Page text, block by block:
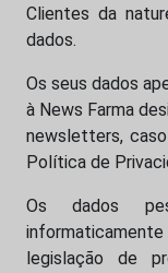
Clientes da
dados.
Os seus dados
à News Farma
newsletters,
Política de
Os dados
legislação de